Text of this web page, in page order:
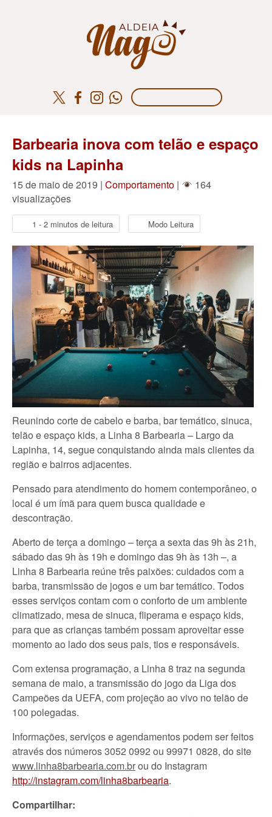
Barbearia inova com telão e espaço
kids na Lapinha
15 de maio de 2019 | Comportamento |
164
visualizações
1 - 2 minutos de leitura Modo Leitura
Reunindo corte de cabelo e barba, bar temático, sinuca,
telão e espaço kids, a Linha 8 Barbearia – Largo da
Lapinha, 14, segue conquistando ainda mais clientes da
região e bairros adjacentes.
Pensado para atendimento do homem contemporâneo, o
local é um ímã para quem busca qualidade e
descontração.
Aberto de terça a domingo – terça a sexta das 9h às 21h,
sábado das 9h às 19h e domingo das 9h às 13h –, a
Linha 8 Barbearia reúne três paixões: cuidados com a
barba, transmissão de jogos e um bar temático. Todos
esses serviços contam com o conforto de um ambiente
climatizado, mesa de sinuca, fliperama e espaço kids,
para que as crianças também possam aproveitar esse
momento ao lado dos seus pais, tios e responsáveis.
Com extensa programação, a Linha 8 traz na segunda
semana de maio, a transmissão do jogo da Liga dos
Campeões da UEFA, com projeção ao vivo no telão de
100 polegadas.
Informações, serviços e agendamentos podem ser feitos
através dos números 3052 0992 ou 99971 0828, do site
www.linha8barbearia.com.brou do Instagram
http://instagram.com/linha8barbearia.
Compartilhar: